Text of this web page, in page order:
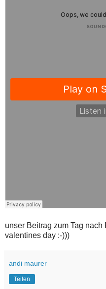
unser Beitrag zum Tag
valentines day :-)))
andi maurer
Teilen